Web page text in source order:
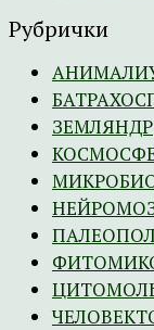
Рубрички
ЗЕМЛЯНДР